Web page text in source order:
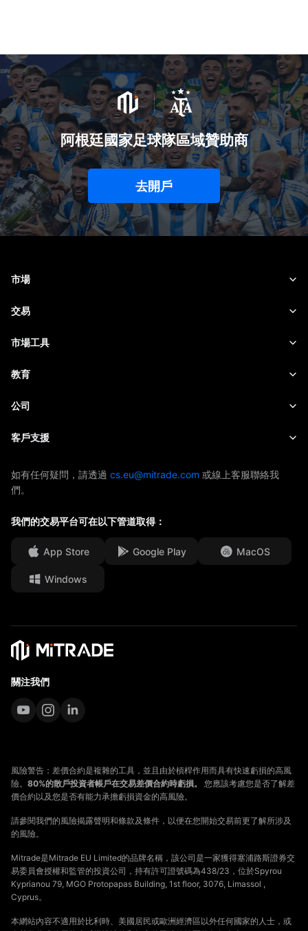
阿根廷國家足球隊區域贊助商
去開戶
市場
外匯
商品
交易
交易平台
風險管理
市場工具
財經日曆
即時新聞
教育
快速入門
EBook
公司
關於Mitrade
獎項及榮譽
媒體中心
工作機會
法律文件
客戶支援
幫助中心
常見問題
如有任何疑問，請透過 cs.eu@mitrade.com 或線上客服聯絡我
們。
我們的交易平台可在以下管道取得：
App Store Google Play MacOS
Windows
關注我們
風險警告：差價合約是複雜的工具，並且由於槓桿作用而具有快速虧損的高風
險。 80%的散戶投資者帳戶在交易差價合約時虧損。
您應該考慮您是否了解差
價合約以及您是否有能力承擔虧損資金的高風險。
請參閱我們的風險揭露聲明和條款及條件，以便在您開始交易前更了解所涉及
的風險。
Mitrade是Mitrade EU Limited的品牌名稱，該公司是一家獲得塞浦路斯證券交
易委員會授權和監管的投資公司，持有許可證號碼為438/23，位於Spyrou
Kyprianou 79, MGO Protopapas Building, 1st floor, 3076, Limassol ,
Cyprus。
本網站內容不適用於比利時、美國居民或歐洲經濟區以外任何國家的人士，或